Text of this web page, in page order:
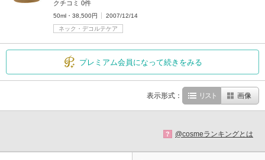
クチコミ 0件
50ml・38,500円
2007/12/14
ネック・デコルテケア
プレミアム会員になって続きをみる
表示形式： リスト 画像
? @cosmeランキングとは